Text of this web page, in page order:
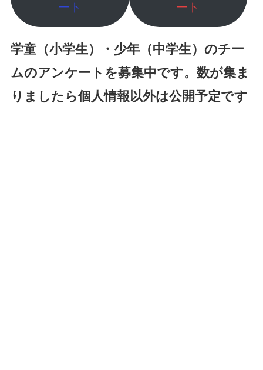
ート
ート
学童（小学生）・少年（中学生）のチー
ムのアンケートを募集中です。数が集ま
りましたら個人情報以外は公開予定です